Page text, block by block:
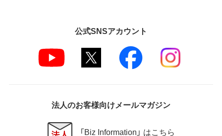
公式SNSアカウント
法人のお客様向けメールマガジン
「Biz Information」 はこちら